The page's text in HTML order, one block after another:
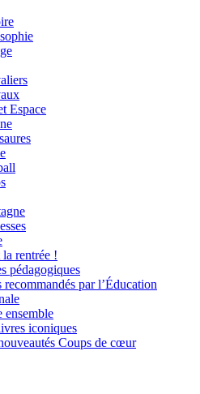
Espace
la rentrée !
pédagogiques
recommandés par l’Éducation
ensemble
iconiques
Coups de cœur